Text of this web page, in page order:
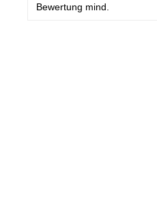
Bewertung mind.